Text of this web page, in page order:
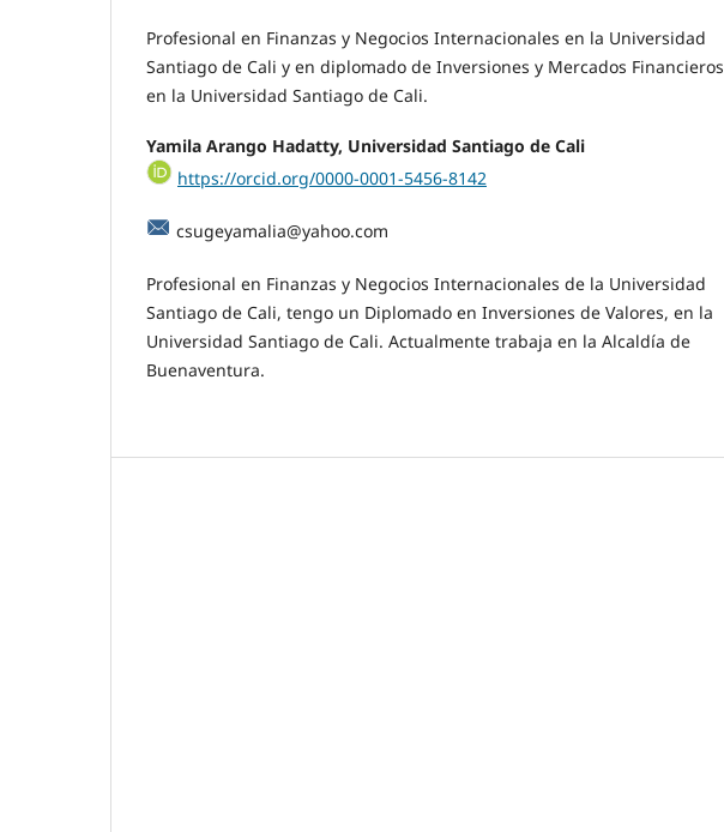
Profesional en Finanzas y Negocios Internacionales en la Universidad
Santiago de Cali y en diplomado de Inversiones y Mercados Financieros
en la Universidad Santiago de Cali.
Yamila Arango Hadatty, Universidad Santiago de Cali
https://orcid.org/0000-0001-5456-8142
csugeyamalia@yahoo.com
Profesional en Finanzas y Negocios Internacionales de la Universidad
Santiago de Cali, tengo un Diplomado en Inversiones de Valores, en la
Universidad Santiago de Cali. Actualmente trabaja en la Alcaldía de
Buenaventura.